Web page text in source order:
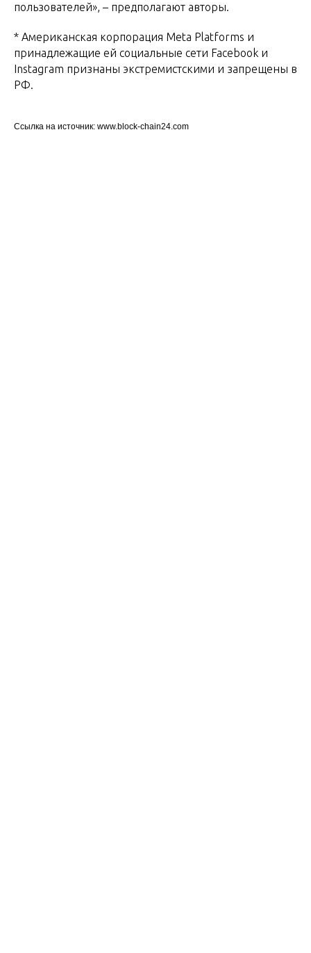
пользователей», – предполагают авторы.
* Американская корпорация Meta Platforms и
принадлежащие ей социальные сети Facebook и
Instagram признаны экстремистскими и запрещены в
РФ.
Ссылка на источник: www.block-chain24.com